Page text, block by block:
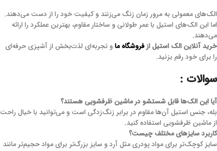
الک‌های معمولی به مرور زمان زنگ می‌زنند و کیفیت خود را از دست می‌دهند.
اما این الک‌های استیل با عمر طولانی و ساختار مقاوم، بهترین عملکرد را ارائه
می‌دهند.
خرید آنلاین الک استیل از فروشگاه ماو تجربه‌ای لذت‌بخش از آشپزی حرفه‌ای
را برای خود رقم بزنید.
سوالات :
آیا این الک‌ها قابل شستشو در ماشین ظرفشویی هستند؟
بله، جنس استیل آن‌ها مقاوم در برابر زنگ‌زدگی است و می‌توانید با خیال راحت
از ماشین ظرفشویی استفاده کنید.
کاربرد سایزهای مختلف چیست؟
سایز کوچک‌تر برای مواد پودری مثل آرد و سایز بزرگ‌تر برای مواد حجیم‌تر مانند